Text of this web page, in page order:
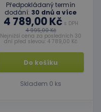
Předpokládaný termín
dodání: 30 dnů a více
4 789,00 Kčs DPH
4 995,00 Kč
Nejnižší cena za posledních 30
dní před slevou: 4 789,00 Kč
Do košíku
Skladem 0 ks